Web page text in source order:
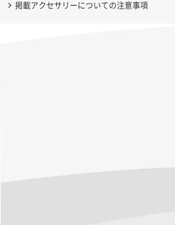
掲載アクセサリーについての注意事項